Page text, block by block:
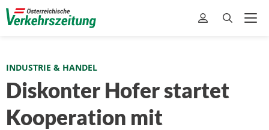
INDUSTRIE & HANDEL
Diskonter Hofer startet
Kooperation mit